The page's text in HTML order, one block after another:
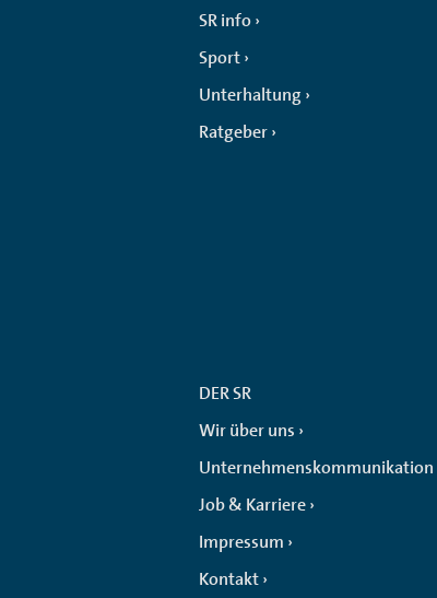
SR info
Sport
Unterhaltung
Ratgeber
DER SR
Wir über uns
Unternehmenskommunikation
Job & Karriere
Impressum
Kontakt